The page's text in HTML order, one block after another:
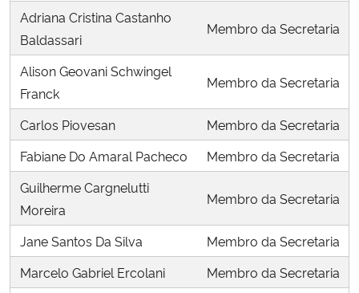
Adriana Cristina Castanho
Baldassari
Membro da Secretaria
Alison Geovani Schwingel
Franck
Membro da Secretaria
Carlos Piovesan
Membro da Secretaria
Fabiane Do Amaral Pacheco
Membro da Secretaria
Guilherme Cargnelutti
Moreira
Membro da Secretaria
Jane Santos Da Silva
Membro da Secretaria
Marcelo Gabriel Ercolani
Membro da Secretaria